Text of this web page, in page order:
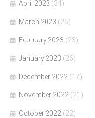
April 2023 (34)
March 2023 (26)
February 2023 (23)
January 2023 (26)
December 2022 (17)
November 2022 (21)
October 2022 (22)